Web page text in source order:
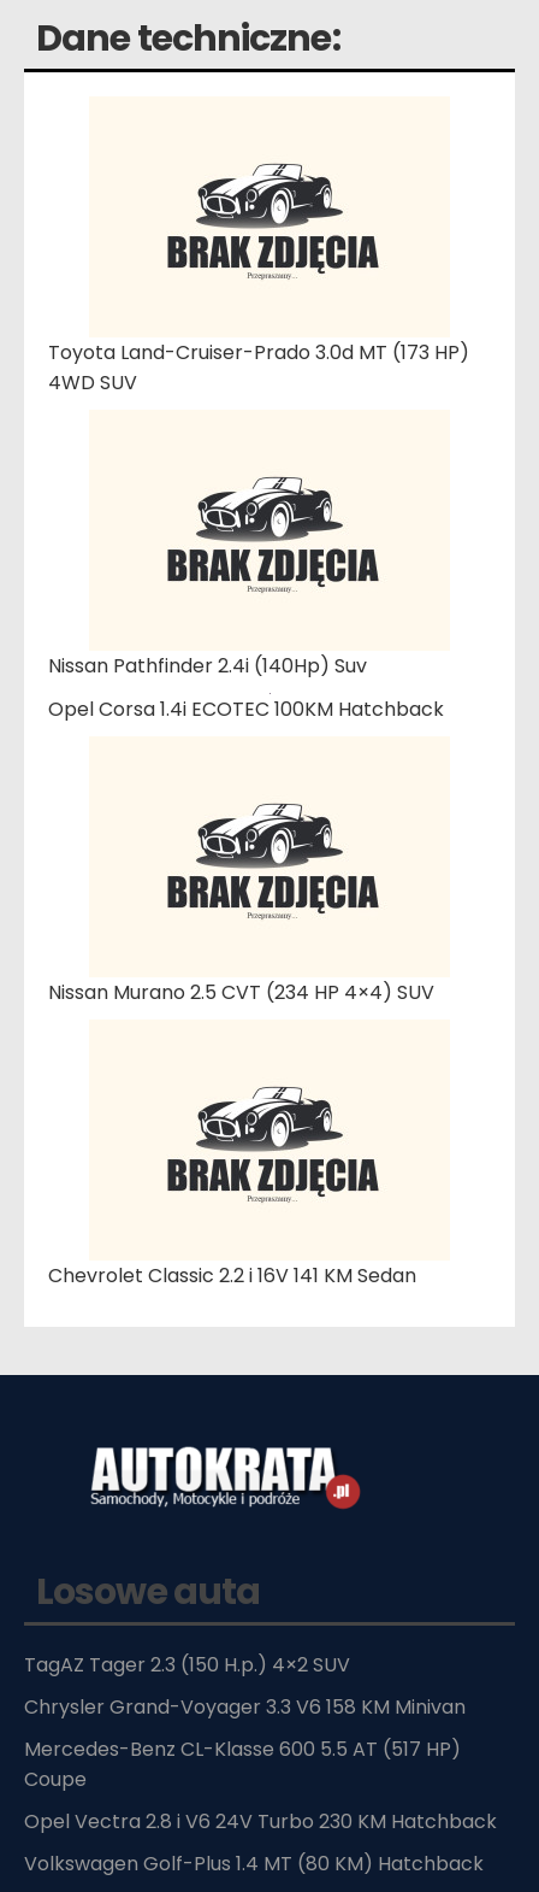
Dane techniczne:
Toyota Land-Cruiser-Prado 3.0d MT (173 HP)
4WD SUV
Nissan Pathfinder 2.4i (140Hp) Suv
Opel Corsa 1.4i ECOTEC 100KM Hatchback
Nissan Murano 2.5 CVT (234 HP 4×4) SUV
Chevrolet Classic 2.2 i 16V 141 KM Sedan
Losowe auta
TagAZ Tager 2.3 (150 H.p.) 4×2 SUV
Chrysler Grand-Voyager 3.3 V6 158 KM Minivan
Mercedes-Benz CL-Klasse 600 5.5 AT (517 HP)
Coupe
Opel Vectra 2.8 i V6 24V Turbo 230 KM Hatchback
Volkswagen Golf-Plus 1.4 MT (80 KM) Hatchback